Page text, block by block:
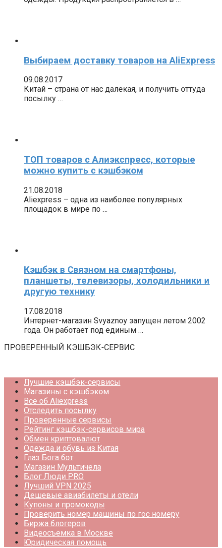
Выбираем доставку товаров на AliExpress
09.08.2017
Китай – страна от нас далекая, и получить оттуда
посылку …
ТОП товаров с Алиэкспресс, которые
можно купить с кэшбэком
21.08.2018
Aliexpress – одна из наиболее популярных
площадок в мире по …
Кэшбэк в Связном на смартфоны,
планшеты, телевизоры, холодильники и
другую технику
17.08.2018
Интернет-магазин Svyaznoy запущен летом 2002
года. Он работает под единым …
ПРОВЕРЕННЫЙ КЭШБЭК-СЕРВИС
Лучшие кэшбэк-сервисы
Магазины с кэшбэком
Все об Aliexpress
Отследить посылку
Проверенные сервисы
Рейтинг кэшбэк-сервисов мира
Обмен криптовалют
Одежда и обувь из Китая
Глаз Бога бот
Магазин Мультичела
Блог Люди PRO
Лучший VPN 2025
Дешевые авиабилеты и отели
Купоны и промокоды
Проверить номер машины по гос номеру
Биржа блогеров
Видеосъемка в Москве
Юридическая помощь